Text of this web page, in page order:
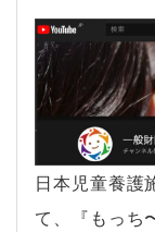
日本児童養護
て、『もっち